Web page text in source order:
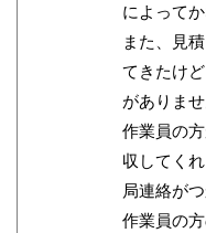
によって
また、見
てきたけ
がありませ
作業員の
収してく
局連絡が
作業員の